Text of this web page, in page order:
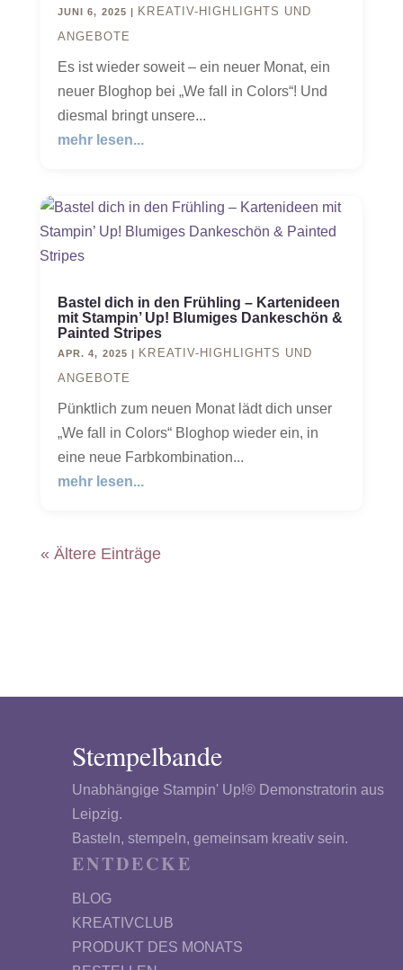
JUNI 6, 2025 | KREATIV-HIGHLIGHTS UND
ANGEBOTE
Es ist wieder soweit – ein neuer Monat, ein
neuer Bloghop bei „We fall in Colors“! Und
diesmal bringt unsere...
mehr lesen...
Bastel dich in den Frühling – Kartenideen
mit Stampin’ Up! Blumiges Dankeschön &
Painted Stripes
APR. 4, 2025 | KREATIV-HIGHLIGHTS UND
ANGEBOTE
Pünktlich zum neuen Monat lädt dich unser
„We fall in Colors“ Bloghop wieder ein, in
eine neue Farbkombination...
mehr lesen...
« Ältere Einträge
Stempelbande
Unabhängige Stampin' Up!® Demonstratorin aus
Leipzig.
Basteln, stempeln, gemeinsam kreativ sein.
ENTDECKE
BLOG
KREATIVCLUB
PRODUKT DES MONATS